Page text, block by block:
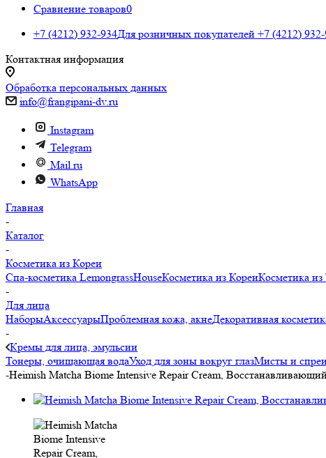
Сравнение товаров0
+7 (4212) 932-934Для розничных покупателей +7 (4212)
Контактная информация
Обработка персональных данных
info@frangipani-dv.ru
Instagram
Telegram
Mail.ru
WhatsApp
Главная
-
Каталог
-
Косметика из Кореи
Спа-косметика LemongrassHouseКосметика из КореиКосметика
-
Для лица
НаборыАксессуарыПроблемная кожа, акнеДекоративная
-
Кремы для лица, эмульсии
Тонеры, очищающая водаУход для зоны вокруг глазМисты и
-Heimish Matcha Biome Intensive Repair Cream,